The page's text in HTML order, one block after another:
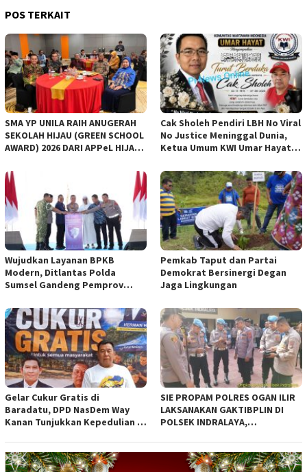
POS TERKAIT
SMA YP UNILA RAIH ANUGERAH
SEKOLAH HIJAU (GREEN SCHOOL
AWARD) 2026 DARI APPeL HIJAU
Cak Sholeh Pendiri LBH No Viral
No Justice Meninggal Dunia,
Ketua Umum KWI Umar Hayat
Wujudkan Layanan BPKB
Modern, Ditlantas Polda
Sumsel Gandeng Pemprov
Pemkab Taput dan Partai
Demokrat Bersinergi Degan
Jaga Lingkungan
Gelar Cukur Gratis di
Baradatu, DPD NasDem Way
Kanan Tunjukkan Kepedulian di
SIE PROPAM POLRES OGAN ILIR
LAKSANAKAN GAKTIBPLIN DI
POLSEK INDRALAYA,
PERSONEL POLRI*